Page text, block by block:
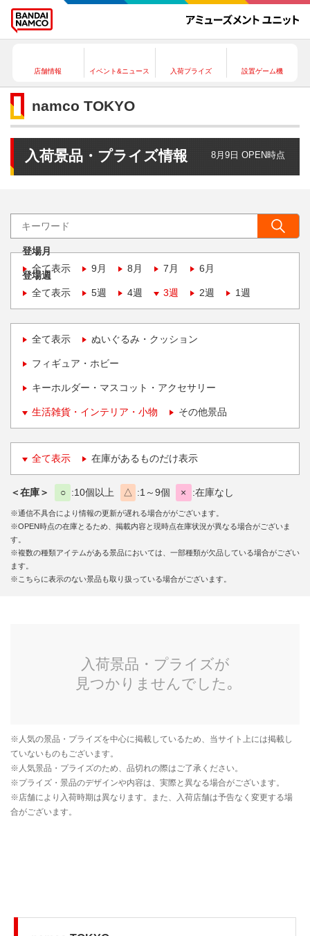
店舗情報 イベント&ニュース 入荷プライズ 設置ゲーム機
namco TOKYO
入荷景品・プライズ情報 8月9日 OPEN時点
登場月
全て表示
9月 8月 7月 6月
登場週
全て表示
5週 4週 3週 2週 1週
全て表示 ぬいぐるみ・クッション
フィギュア・ホビー
キーホルダー・マスコット・アクセサリー
生活雑貨・インテリア・小物 その他景品
全て表示 在庫があるものだけ表示
＜在庫＞ ○ 10個以上 △ 1～9個 × 在庫なし
※通信不具合により情報の更新が遅れる場合ががございます。
※OPEN時点の在庫とるため、掲載内容と現時点在庫状況が異なる場合がございま
す。
※複数の種類アイテムがある景品においては、一部種類が欠品している場合がござい
ます。
※こちらに表示のない景品も取り扱っている場合がございます。